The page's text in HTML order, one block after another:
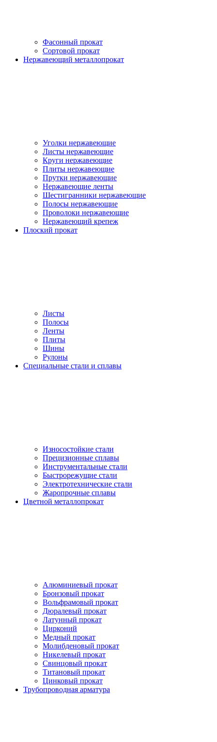
Фасонный прокат
Сортовой прокат
Нержавеющий металлопрокат
Уголки нержавеющие
Листы нержавеющие
Круги нержавеющие
Плиты нержавеющие
Прутки нержавеющие
Нержавеющие ленты
Шестигранники нержавеющие
Полосы нержавеющие
Проволоки нержавеющие
Нержавеющий крепеж
Плоский прокат
Листы
Полосы
Ленты
Плиты
Шины
Рулоны
Специальные стали и сплавы
Износостойкие стали
Прецизионные сплавы
Инструментальные стали
Быстрорежущие стали
Электротехнические стали
Жаропрочные сплавы
Цветной металлопрокат
Алюминиевый прокат
Бронзовый прокат
Вольфрамовый прокат
Дюралевый прокат
Латунный прокат
Цирконий
Медный прокат
Молибденовый прокат
Никелевый прокат
Свинцовый прокат
Титановый прокат
Цинковый прокат
Трубопроводная арматура